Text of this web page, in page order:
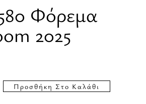
Φόρεμα
2025
Προσθήκη Στο Καλάθι